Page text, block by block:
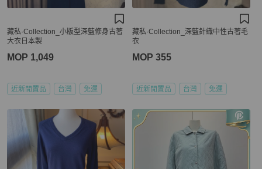
藏私·Collection_小版型深藍修身古著
大衣日本製
MOP 1,049
近新閒置品 台灣 免運
藏私·Collection_深藍針織中性古著毛
衣
MOP 355
近新閒置品 台灣 免運